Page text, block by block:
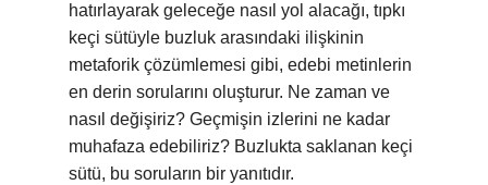
hatırlayarak geleceğe nasıl yol alacağı, tıpkı
keçi sütüyle buzluk arasındaki ilişkinin
metaforik çözümlemesi gibi, edebi metinlerin
en derin sorularını oluşturur. Ne zaman ve
nasıl değişiriz? Geçmişin izlerini ne kadar
muhafaza edebiliriz? Buzlukta saklanan keçi
sütü, bu soruların bir yanıtıdır.